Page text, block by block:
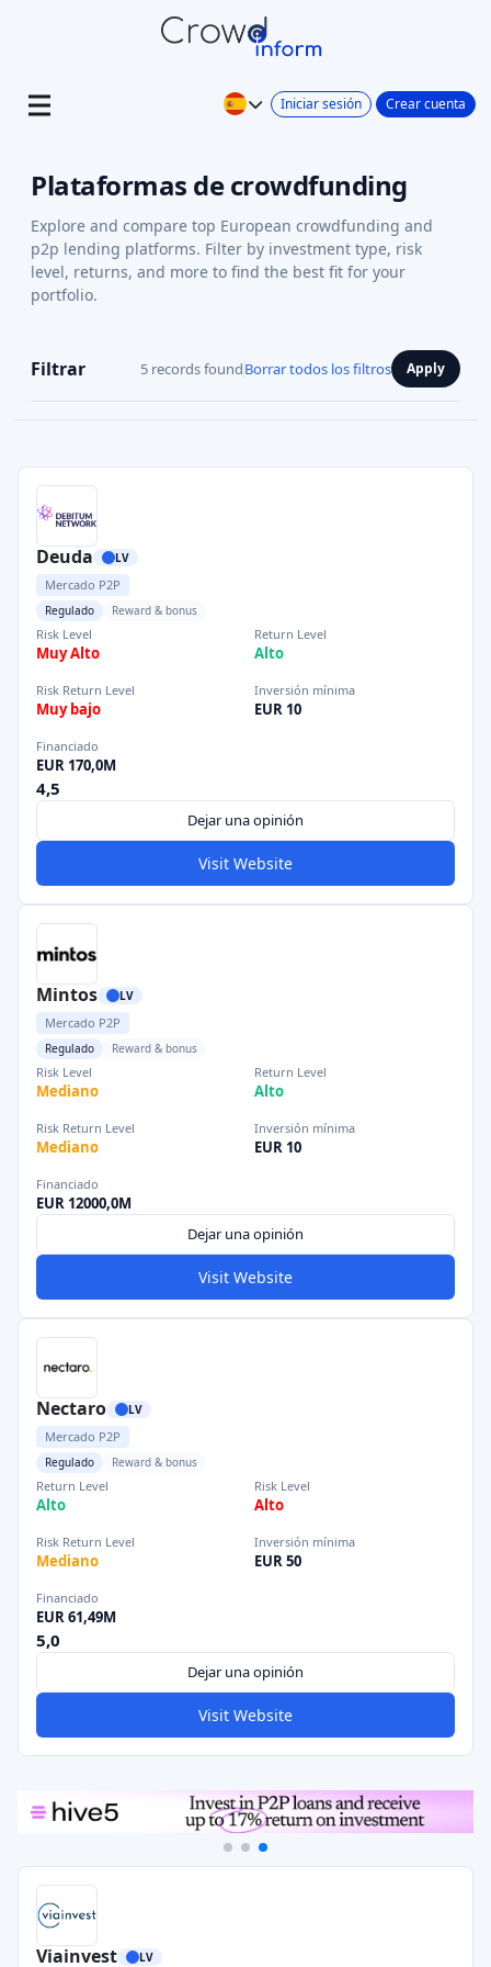
Iniciar sesión Crear cuenta
Plataformas de crowdfunding
Explore and compare top European crowdfunding and
p2p lending platforms. Filter by investment type, risk
level, returns, and more to find the best fit for your
portfolio.
Filtrar 5 records foundBorrar todos los filtros Apply
Deuda LV
Mercado P2P
Regulado Reward & bonus
Risk Level
Muy Alto
Return Level
Alto
Risk Return Level
Muy bajo
Inversión mínima
EUR 10
Financiado
EUR 170,0M
4,5
Dejar una opinión
Visit Website
Mintos LV
Mercado P2P
Regulado Reward & bonus
Risk Level
Mediano
Return Level
Alto
Risk Return Level
Mediano
Inversión mínima
EUR 10
Financiado
EUR 12000,0M
Dejar una opinión
Visit Website
Nectaro LV
Mercado P2P
Regulado Reward & bonus
Return Level
Alto
Risk Level
Alto
Risk Return Level
Mediano
Inversión mínima
EUR 50
Financiado
EUR 61,49M
5,0
Dejar una opinión
Visit Website
Viainvest LV